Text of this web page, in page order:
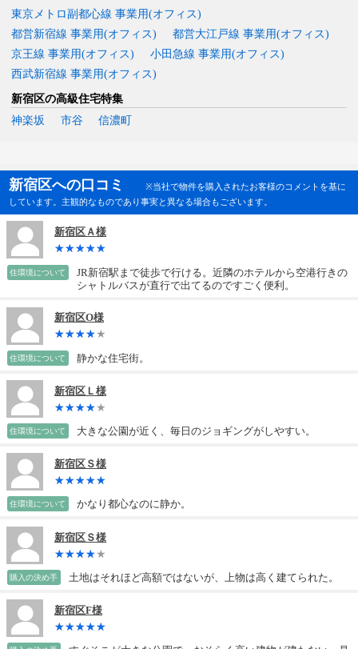
東京メトロ副都心線 事業用(オフィス)
都営新宿線 事業用(オフィス)
都営大江戸線 事業用(オフィス)
京王線 事業用(オフィス)
小田急線 事業用(オフィス)
西武新宿線 事業用(オフィス)
新宿区の高級住宅特集
神楽坂
市谷 信濃町
新宿区への口コミ
※当社で物件を購入されたお客様のコメントを基に
しています。主観的なものであり事実と異なる場合もございます。
新宿区Ａ様
住環境について
JR新宿駅まで徒歩で行ける。近隣のホテルから空港行きの
シャトルバスが直行で出てるのですごく便利。
新宿区O様
住環境について 静かな住宅街。
新宿区Ｌ様
住環境について 大きな公園が近く、毎日のジョギングがしやすい。
新宿区Ｓ様
住環境について かなり都心なのに静か。
新宿区Ｓ様
購入の決め手 土地はそれほど高額ではないが、上物は高く建てられた。
新宿区F様